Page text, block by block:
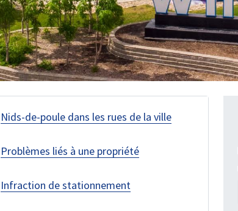
Nids-de-poule dans les rues de la ville
Problèmes liés à une propriété
Infraction de stationnement